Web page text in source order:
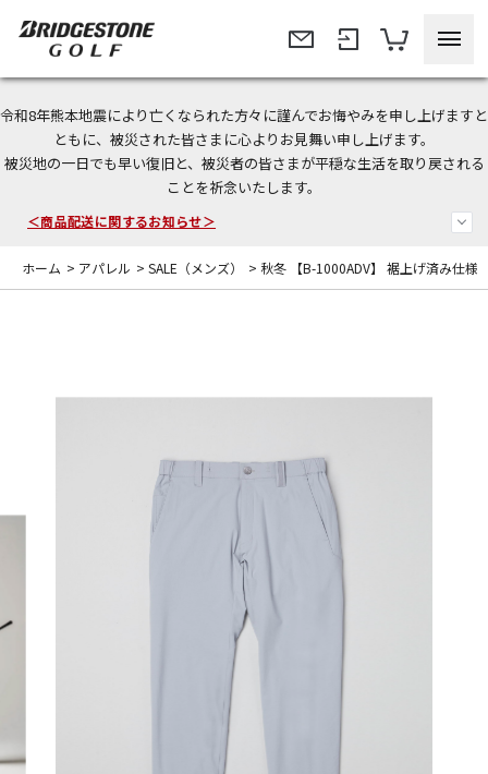
令和8年熊本地震により亡くなられた方々に謹んでお悔やみを申し上げますと
ともに、被災された皆さまに心よりお見舞い申し上げます。
被災地の一日でも早い復旧と、被災者の皆さまが平穏な生活を取り戻される
ことを祈念いたします。
今なら新規会員登録で1,000円OFFクーポンプレゼント！
＜商品配送に関するお知らせ＞
＜夏季休暇中のご注文・発送・お問い合わせ＞
ホーム > アパレル > SALE（メンズ） > 秋冬 【B-1000ADV】 裾上げ済み仕様